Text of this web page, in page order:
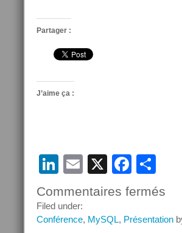
Partager :
J’aime ça :
LinkedIn
Email
X
Commentaires fermés
sera
Filed under:
Conférence, MySQL, Présentation